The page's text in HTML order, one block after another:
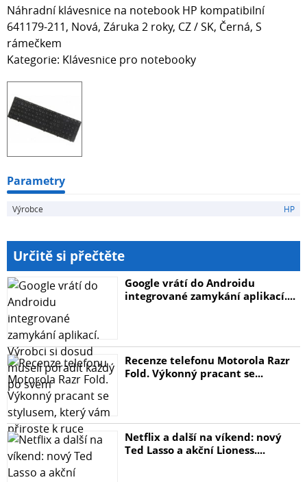
Náhradní klávesnice na notebook HP kompatibilní
641179-211, Nová, Záruka 2 roky, CZ / SK, Černá, S
rámečkem
Kategorie: Klávesnice pro notebooky
Parametry
Výrobce HP
Určitě si přečtěte
Google vrátí do Androidu
integrované zamykání aplikací....
Recenze telefonu Motorola Razr
Fold. Výkonný pracant se...
Netflix a další na víkend: nový
Ted Lasso a akční Lioness....